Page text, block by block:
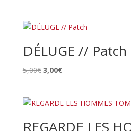
DÉLUGE // Patch
5,00€ Le
était :
3,00€Le
est :
REGARDE LES